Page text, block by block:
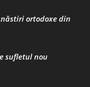
ortodoxe din
sufletul nou